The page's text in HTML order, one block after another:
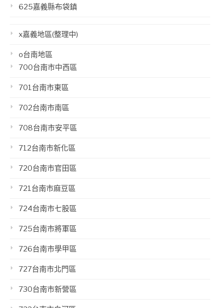
625嘉義縣布袋鎮
x嘉義地區(整理中)
o台南地區
700台南市中西區
701台南市東區
702台南市南區
708台南市安平區
712台南市新化區
720台南市官田區
721台南市麻豆區
724台南市七股區
725台南市將軍區
726台南市學甲區
727台南市北門區
730台南市新營區